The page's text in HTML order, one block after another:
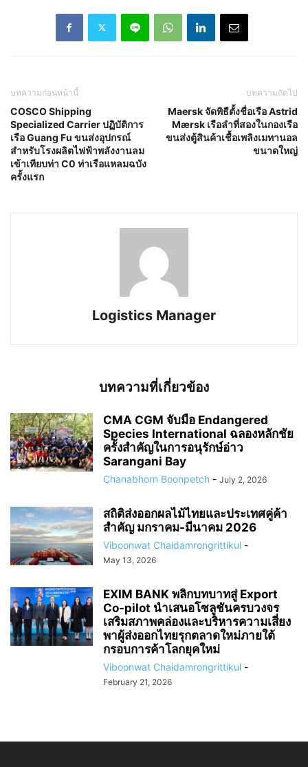
บทความก่อนหน้านี้
COSCO Shipping
Specialized Carrier ปฏิบัติการ
เรือ Guang Fu ขนส่งอุปกรณ์
สำหรับโรงผลิตไฟฟ้าพลังงานลม
เข้าเทียบท่า C0 ท่าเรือแหลมฉบัง
ครั้งแรก
บทความถัดไป
Maersk จัดพิธีตั้งชื่อเรือ Astrid
Mærsk เรือลำที่สองในกองเรือ
ขนส่งตู้สินค้าเชื้อเพลิงเมทานอล
ขนาดใหญ่
Logistics Manager
บทความที่เกี่ยวข้อง
CMA CGM จับมือ Endangered
Species International ฉลองหลักชัย
ครั้งสำคัญในการอนุรักษ์อ่าว
Sarangani Bay
Chanabhorn Boonpetch - July 2, 2026
สถิติส่งออกผลไม้ไทยและประเทศคู่ค้า
สำคัญ มกราคม-มีนาคม 2026
Viboonwat Chaidamrongrittikul -
May 13, 2026
EXIM BANK พลิกบทบาทสู่ Export
Co-pilot นำเสนอโซลูชันครบวงจร
เสริมสภาพคล่องและบริหารความเสี่ยง
พาผู้ส่งออกไทยรุกตลาดใหม่ภายใต้
กรอบการค้าโลกยุคใหม่
Viboonwat Chaidamrongrittikul -
February 21, 2026